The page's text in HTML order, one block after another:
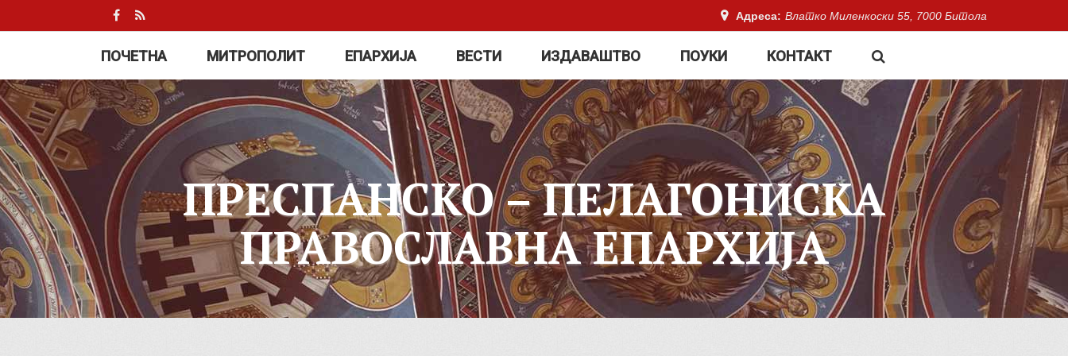
Адреса: Влатко Миленкоски 55, 7000 Битола
ПОЧЕТНА МИТРОПОЛИТ ЕПАРХИЈА ВЕСТИ ИЗДАВАШТВО ПОУКИ КОНТАКТ
ПРЕСПАНСКО – ПЕЛАГОНИСКА
ПРАВОСЛАВНА ЕПАРХИЈА